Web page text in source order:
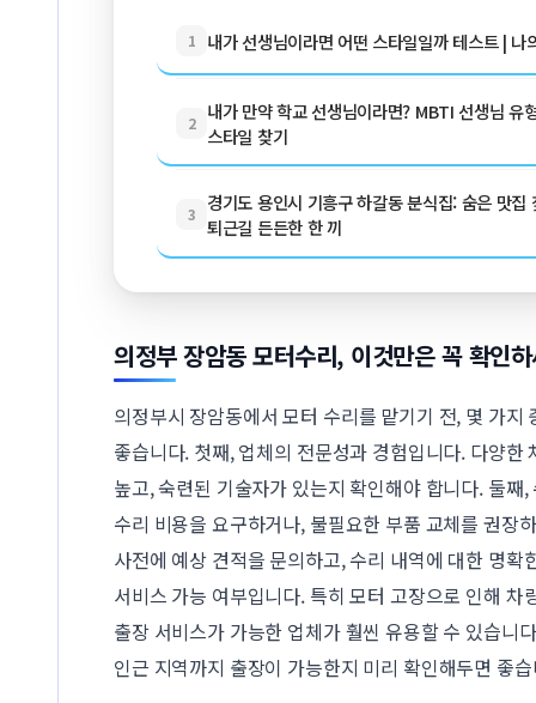
1 내가 선생님이라면 어떤 스타일일까 테스트 | 나
2
내가 만약 학교 선생님이라면? MBTI 선생님 유
스타일 찾기
3
경기도 용인시 기흥구 하갈동 분식집: 숨은 맛
퇴근길 든든한 한 끼
의정부 장암동 모터수리, 이것만은 꼭 확인
의정부시 장암동에서 모터 수리를 맡기기 전, 몇 가지
좋습니다. 첫째, 업체의 전문성과 경험입니다. 다양한
높고, 숙련된 기술자가 있는지 확인해야 합니다. 둘째
수리 비용을 요구하거나, 불필요한 부품 교체를 권장
사전에 예상 견적을 문의하고, 수리 내역에 대한 명확
서비스 가능 여부입니다. 특히 모터 고장으로 인해 차
출장 서비스가 가능한 업체가 훨씬 유용할 수 있습니
인근 지역까지 출장이 가능한지 미리 확인해두면 좋